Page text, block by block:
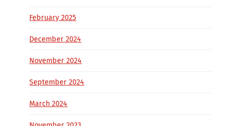
February 2025
December 2024
November 2024
September 2024
March 2024